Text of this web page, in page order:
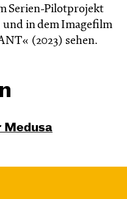
Serien-Pilotprojekt
in dem Imagefilm
(2023) sehen.
Medusa